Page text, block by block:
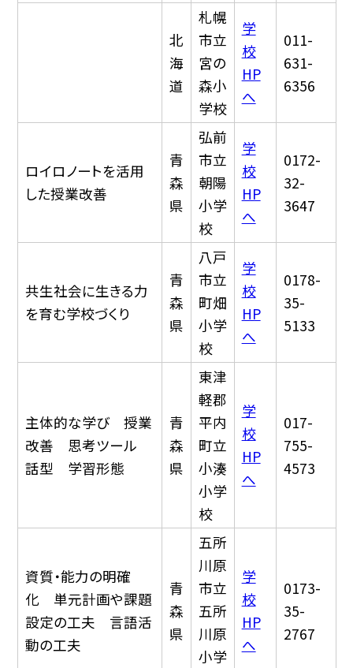
北
海
道
札幌
市立
宮の
森小
学校
学
校
HP
へ
011-
631-
6356
ロイロノートを活用
した授業改善
青
森
県
弘前
市立
朝陽
小学
校
学
校
HP
へ
0172-
32-
3647
共生社会に生きる力
を育む学校づくり
青
森
県
八戸
市立
町畑
小学
校
学
校
HP
へ
0178-
35-
5133
主体的な学び 授業
改善 思考ツール
話型 学習形態
青
森
県
東津
軽郡
平内
町立
小湊
小学
校
学
校
HP
へ
017-
755-
4573
資質・能力の明確
化 単元計画や課題
設定の工夫 言語活
動の工夫
青
森
県
五所
川原
市立
五所
川原
小学
学
校
HP
へ
0173-
35-
2767